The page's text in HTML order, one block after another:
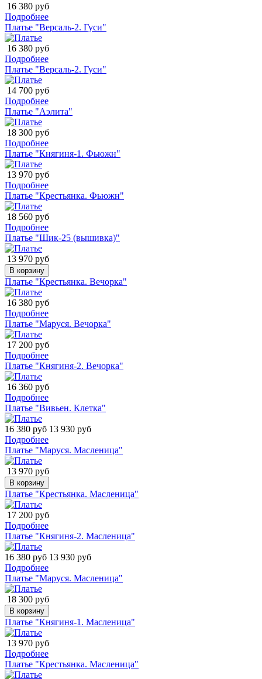
16 380 руб
Подробнее
Платье "Версаль-2. Гуси"
16 380 руб
Подробнее
Платье "Версаль-2. Гуси"
14 700 руб
Подробнее
Платье "Аэлита"
18 300 руб
Подробнее
Платье "Княгиня-1. Фьюжн"
13 970 руб
Подробнее
Платье "Крестьянка. Фьюжн"
18 560 руб
Подробнее
Платье "Шик-25 (вышивка)"
13 970 руб
В корзину
Платье "Крестьянка. Вечорка"
16 380 руб
Подробнее
Платье "Маруся. Вечорка"
17 200 руб
Подробнее
Платье "Княгиня-2. Вечорка"
16 360 руб
Подробнее
Платье "Вивьен. Клетка"
16 380 руб 13 930 руб
Подробнее
Платье "Маруся. Масленица"
13 970 руб
В корзину
Платье "Крестьянка. Масленица"
17 200 руб
Подробнее
Платье "Княгиня-2. Масленица"
16 380 руб 13 930 руб
Подробнее
Платье "Маруся. Масленица"
18 300 руб
В корзину
Платье "Княгиня-1. Масленица"
13 970 руб
Подробнее
Платье "Крестьянка. Масленица"